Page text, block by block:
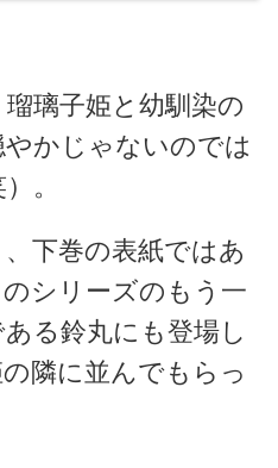
璃子姫と幼馴染の
かじゃないのでは
。
下巻の表紙ではあ
シリーズのもう一
る鈴丸にも登場し
隣に並んでもらっ